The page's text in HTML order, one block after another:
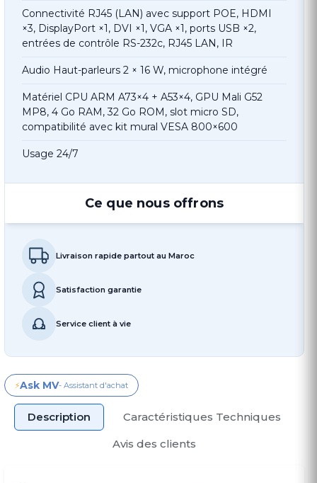
Connectivité RJ45 (LAN) avec support POE, HDMI
×3, DisplayPort ×1, DVI ×1, VGA ×1, ports USB ×2,
entrées de contrôle RS-232c, RJ45 LAN, IR
Audio Haut-parleurs 2 × 16 W, microphone intégré
Matériel CPU ARM A73×4 + A53×4, GPU Mali G52
MP8, 4 Go RAM, 32 Go ROM, slot micro SD,
compatibilité avec kit mural VESA 800×600
Usage 24/7
Ce que nous offrons
Livraison rapide partout au Maroc
Satisfaction garantie
Service client à vie
⚡Ask MV- Assistant d'achat
Description
Caractéristiques Techniques
Avis des clients